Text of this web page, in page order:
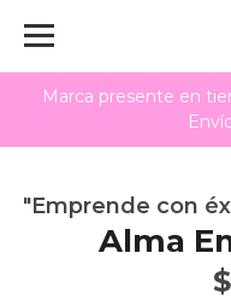
Marca presente en
"Emprende con
Alma